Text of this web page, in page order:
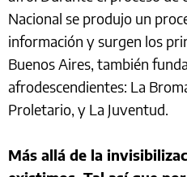
Nacional se produjo un
información y surgen los
Buenos Aires, también
afrodescendientes: La
Proletario, y La Juventud.
Más allá de la